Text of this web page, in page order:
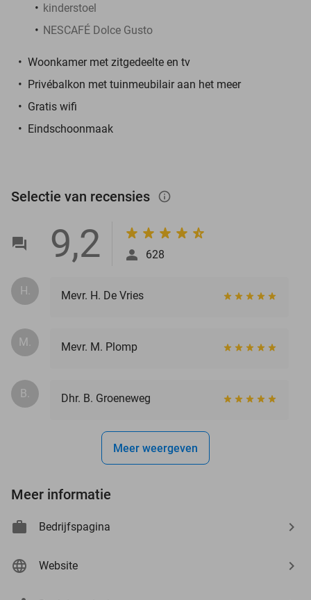
kinderstoel
NESCAFÉ Dolce Gusto
Woonkamer met zitgedeelte en tv
Privébalkon met tuinmeubilair aan het meer
Gratis wifi
Eindschoonmaak
Selectie van recensies info_outlined
9,2 628
H. Mevr. H. De Vries
M. Mevr. M. Plomp
B. Dhr. B. Groeneweg
Meer weergeven
Meer informatie
Bedrijfspagina
Website